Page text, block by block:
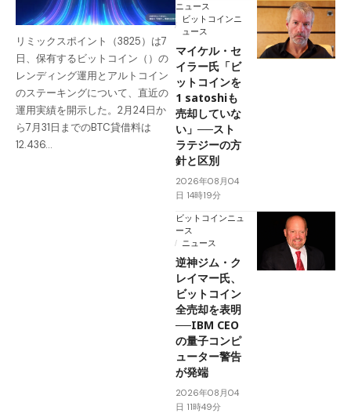
リミックスポイント（3825）は7
日、保有するビットコイン（）の
レンディング運用とアルトコイン
のステーキングについて、直近の
運用実績を開示した。2月24日か
ら7月31日までのBTC貸借料は
12.436…
ニュース
ビットコインニ
ュース
マイケル・セ
イラー氏「ビ
ットコインを
1 satoshiも
売却していな
い」──スト
ラテジーの方
針と区別
2026年08月04
日 14時19分
ビットコインニュ
ース
ニュース
逆神ジム・ク
レイマー氏、
ビットコイン
全売却を表明
──IBM CEO
の量子コンピ
ューター警告
が発端
2026年08月04
日 11時49分